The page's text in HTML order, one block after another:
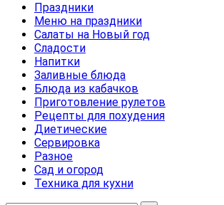
Праздники
Меню на праздники
Салаты на Новый год
Сладости
Напитки
Заливные блюда
Блюда из кабачков
Приготовление рулетов
Рецепты для похудения
Диетические
Сервировка
Разное
Сад и огород
Техника для кухни